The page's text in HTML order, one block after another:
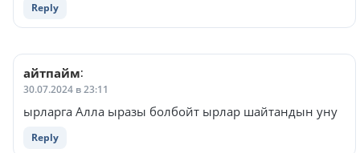
Reply
айтпайм:
30.07.2024 в 23:11
ырларга Алла ыразы болбойт ырлар шайтандын уну
Reply